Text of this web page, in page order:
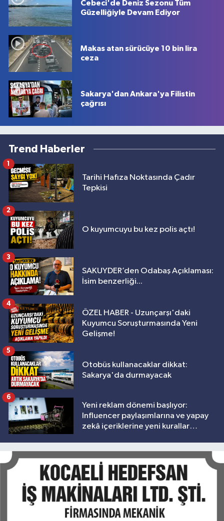
Cebeci'de Deniz Sezonu Tüm
Güzelliğiyle Devam Ediyor
Makas atan sürücüye 10 bin lira
ceza
Sakarya'dan Ankara'ya Filistin
çağrısı
Trend Haberler
Tarihi Hafıza Noktasında Çadır
Tepkisi
1
O kuyumcuyu bu kez polis açtı!
2
SAKUYDER’den Odabaş Açıklaması:
İsim benzerliği...
3
ÖZEL HABER - Uzunçarşı'daki
Kuyumcu Soruşturmasında Yeni
Gelişme!
4
Otobüs kullanacaklar dikkat:
Sakarya'da durmayacak
5
Yeni reklam dönemi başlıyor:
Influencer paylaşımlarına ve yapay
zekâ içeriklerine yeni kurallar
6